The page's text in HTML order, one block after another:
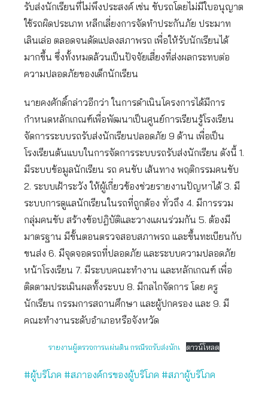
รับส่งนักเรียนที่ไม่พึงประสงค์ เช่น ขับรถโดยไม่มีใบอนุญาต
ใช้รถผิดประเภท หลีกเลี่ยงการจัดทำประกันภัย ประมาท
เลินเล่อ ตลอดจนดัดแปลงสภาพรถ เพื่อให้รับนักเรียนได้
มากขึ้น ซึ่งทั้งหมดล้วนเป็นปัจจัยเสี่ยงที่ส่งผลกระทบต่อ
ความปลอดภัยของเด็กนักเรียน
นายคงศักดิ์กล่าวอีกว่า ในการดำเนินโครงการได้มีการ
กำหนดหลักเกณฑ์เพื่อพัฒนาเป็นศูนย์การเรียนรู้โรงเรียน
จัดการระบบรถรับส่งนักเรียนปลอดภัย 9 ด้าน เพื่อเป็น
โรงเรียนต้นแบบในการจัดการระบบรถรับส่งนักเรียน ดังนี้ 1.
มีระบบข้อมูลนักเรียน รถ คนขับ เส้นทาง พฤติกรรมคนขับ
2. ระบบเฝ้าระวัง ให้ผู้เกี่ยวข้องช่วยรายงานปัญหาได้ 3. มี
ระบบการดูแลนักเรียนในรถที่ถูกต้อง ทั่วถึง 4. มีการรวม
กลุ่มคนขับ สร้างข้อปฎิบัติและวางแผนร่วมกัน 5. ต้องมี
มาตรฐาน มีขั้นตอนตรวจสอบสภาพรถ และขึ้นทะเบียนกับ
ขนส่ง 6. มีจุดจอดรถที่ปลอดภัย และระบบความปลอดภัย
หน้าโรงเรียน 7. มีระบบคณะทำงาน และหลักเกณฑ์ เพื่อ
ติดตามประเมินผลทั้งระบบ 8. มีกลไกจัดการ โดย ครู
นักเรียน กรรมการสถานศึกษา และผู้ปกครอง และ 9. มี
คณะทำงานระดับอำเภอหรือจังหวัด
รายงานผู้ตรวจการแผ่นดิน กรณีรถรับส่งนักเ ดาวน์โหลด
#ผู้บริโภค #สภาองค์กรของผู้บริโภค #สภาผู้บริโภค